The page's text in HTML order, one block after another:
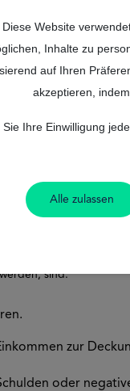
Diese Website
Inhalte zu
auf Ihren
akzeptieren,
Sie Ihre Einwilligung
Alle zulassen
Beamte und
zugreifen:
oder befristeten
einer
Rente.
sind:
zur
oder